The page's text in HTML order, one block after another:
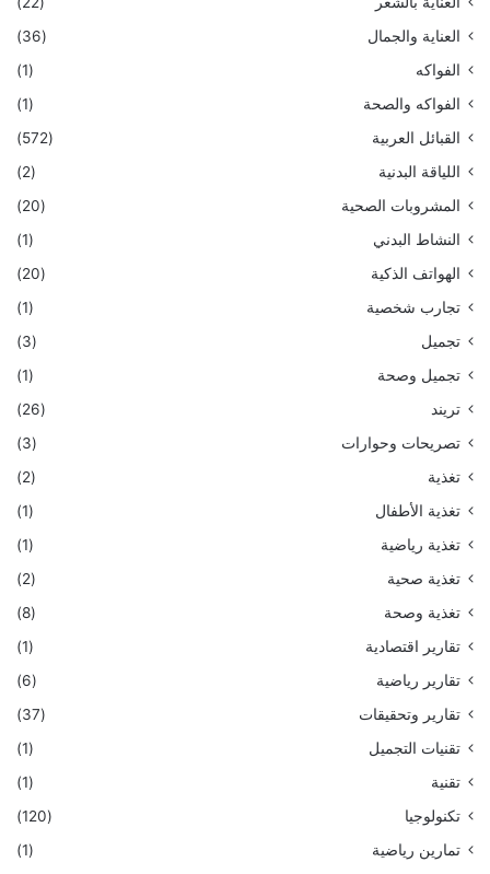
العناية والجمال
(36)
الفواكه
(1)
الفواكه والصحة
(1)
القبائل العربية
(572)
اللياقة البدنية
(2)
المشروبات الصحية
(20)
النشاط البدني
(1)
الهواتف الذكية
(20)
تجارب شخصية
(1)
تجميل
(3)
تجميل وصحة
(1)
تريند
(26)
تصريحات وحوارات
(3)
تغذية
(2)
تغذية الأطفال
(1)
تغذية رياضية
(1)
تغذية صحية
(2)
تغذية وصحة
(8)
تقارير اقتصادية
(1)
تقارير رياضية
(6)
تقارير وتحقيقات
(37)
تقنيات التجميل
(1)
تقنية
(1)
تكنولوجيا
(120)
تمارين رياضية
(1)